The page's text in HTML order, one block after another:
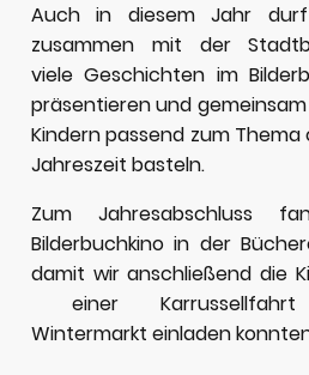
Auch in diesem Jahr
zusammen mit der
viele Geschichten im
präsentieren und
Kindern passend zum Thema
Jahreszeit basteln.
Zum Jahresabschluss
Bilderbuchkino in der
damit wir anschließend die
einer
Wintermarkt einladen